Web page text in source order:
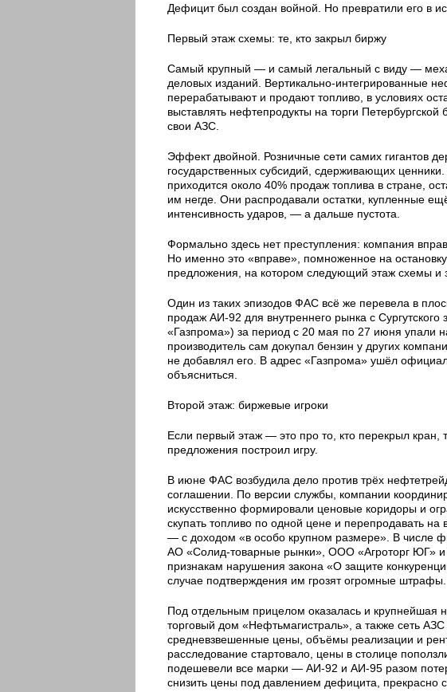
Дефицит был создан войной. Но превратили его в
Первый этаж схемы: те, кто закрыл биржу
Самый крупный — и самый легальный с виду —
деловых изданий. Вертикально-интегрированные
перерабатывают и продают топливо, в условиях
выставлять нефтепродукты на торги
свои АЗС.
Эффект двойной. Розничные сети самих гигантов
государственных субсидий, сдерживающих
приходится около 40% продаж топлива в стране,
им негде. Они распродавали остатки, купленные
интенсивность ударов, — а дальше пустота.
Формально здесь нет преступления: компания
Но именно это «вправе», помноженное на
предложения, на котором следующий этаж схемы и
Один из таких эпизодов ФАС всё же перевела в
продаж АИ-92 для внутреннего рынка с Сургутского
«Газпрома») за период с 20 мая по 27 июня упали
производитель сам докупал бензин у других
не добавлял его. В адрес «Газпрома» ушёл
объясниться.
Второй этаж: биржевые игроки
Если первый этаж — это про то, кто перекрыл кран,
предложения построил игру.
В июне ФАС возбудила дело против трёх
соглашении. По версии службы, компании
искусственно формировали ценовые коридоры и
скупать топливо по одной цене и перепродавать
— с доходом «в особо крупном размере». В числе
АО «Солид-товарные рынки», ООО «Агроторг ЮГ»
признакам нарушения закона «О защите
случае подтверждения им грозят огромные штрафы.
Под отдельным прицелом оказалась и крупнейшая
торговый дом «Нефтьмагистраль», а также сеть
средневзвешенные цены, объёмы реализации и
расследование стартовало, цены в столице
подешевели все марки — АИ-92 и АИ-95 разом
снизить цены под давлением дефицита, прекрасно